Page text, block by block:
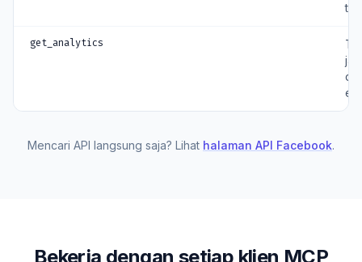
get_analytics
Mencari API langsung saja? Lihat halaman API Facebook.
Bekerja dengan setiap klien MCP